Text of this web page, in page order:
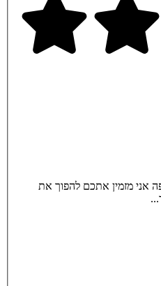
אני מזמין אתכם להפוך את